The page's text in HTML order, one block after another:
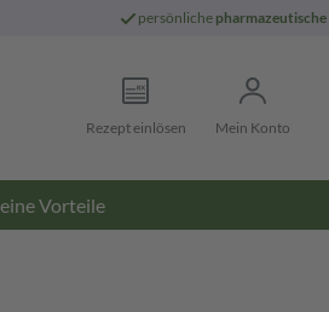
persönliche
Rezept einlösen Mein Konto
Vorteile